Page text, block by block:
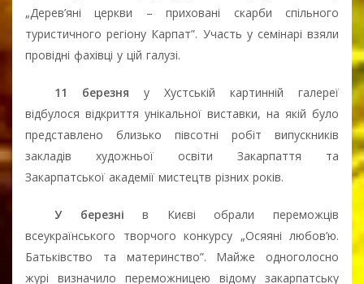
„Дерев’яні церкви – приховані скарби спільного
туристичного регіону Карпат”. Участь у семінарі взяли
провідні фахівці у цій галузі.
11 березня у Хустській картинній галереї
відбулося відкриття унікальної виставки, на якій було
представлено близько півсотні робіт випускників
закладів художньої освіти Закарпаття та
Закарпатської академії мистецтв різних років.
У березні в Києві обрали переможців
всеукраїнського творчого конкурсу „Осяяні любов’ю.
Батьківство та материнство”. Майже одноголосно
журі визначило переможницею відому закарпатську